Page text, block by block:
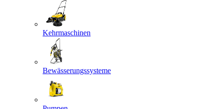
Kehrmaschinen
Bewässerungssysteme